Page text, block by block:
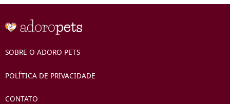
SOBRE O ADORO PETS
POLÍTICA DE PRIVACIDADE
CONTATO